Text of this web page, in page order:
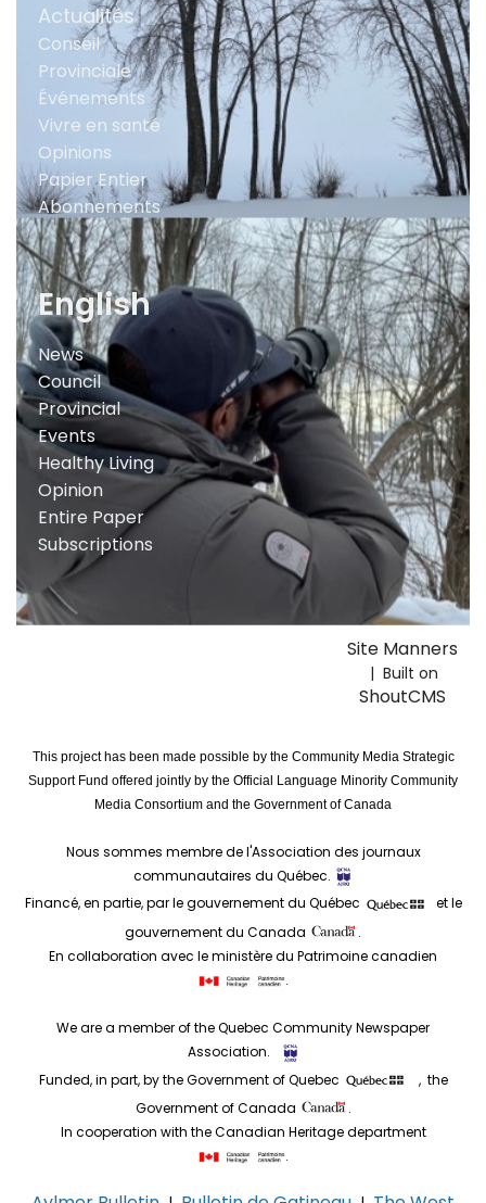
Actualités
Conseil
Provinciale
Événements
Vivre en santé
Opinions
Papier Entier
Abonnements
English
News
Council
Provincial
Events
Healthy Living
Opinion
Entire Paper
Subscriptions
Site Manners
| Built on
ShoutCMS
This project has been made possible by the Community Media Strategic
Support Fund offered jointly by the Official Language Minority Community
Media Consortium and the Government of Canada
Nous sommes membre de l'Association des journaux
communautaires du Québec.
Financé, en partie, par le gouvernement du Québec
et le
gouvernement du Canada
.
En collaboration avec le ministère du Patrimoine canadien
.
We are a member of the Quebec Community Newspaper
Association.
Funded, in part, by the Government of Quebec
, the
Government of Canada
.
In cooperation with the Canadian Heritage department
.